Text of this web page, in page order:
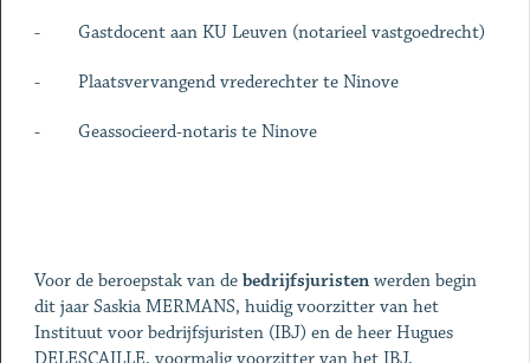
- Gastdocent aan KU Leuven (notarieel vastgoedrecht)
- Plaatsvervangend vrederechter te Ninove
- Geassocieerd-notaris te Ninove
Voor de beroepstak van de bedrijfsjuristenwerden begin
dit jaar Saskia MERMANS, huidig voorzitter van het
Instituut voor bedrijfsjuristen (IBJ) en de heer Hugues